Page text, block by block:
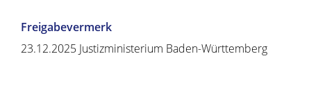
Freigabevermerk
23.12.2025 Justizministerium Baden-Württemberg